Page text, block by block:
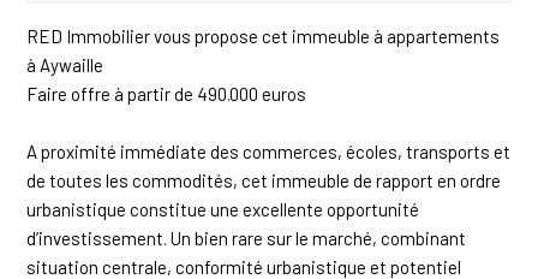
RED Immobilier vous propose cet immeuble à appartements
à Aywaille
Faire offre à partir de 490.000 euros
A proximité immédiate des commerces, écoles, transports et
de toutes les commodités, cet immeuble de rapport en ordre
urbanistique constitue une excellente opportunité
d’investissement. Un bien rare sur le marché, combinant
situation centrale, conformité urbanistique et potentiel